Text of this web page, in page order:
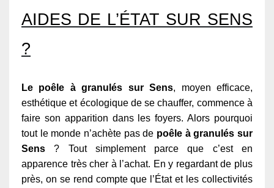
AIDES DE L’ÉTAT SUR SENS
?
Le poêle à granulés sur Sens, moyen efficace,
esthétique et écologique de se chauffer, commence à
faire son apparition dans les foyers. Alors pourquoi
tout le monde n’achète pas de poêle à granulés sur
Sens ? Tout simplement parce que c’est en
apparence très cher à l’achat. En y regardant de plus
près, on se rend compte que l’État et les collectivités